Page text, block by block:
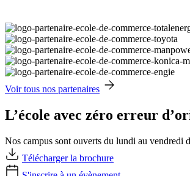
Voir tous nos partenaires
L’école avec zéro erreur
Nos campus sont ouverts du lundi au vendredi
Télécharger la brochure